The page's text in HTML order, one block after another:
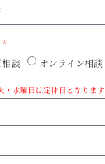
談 オンライン相談
・水曜日は定休日となります